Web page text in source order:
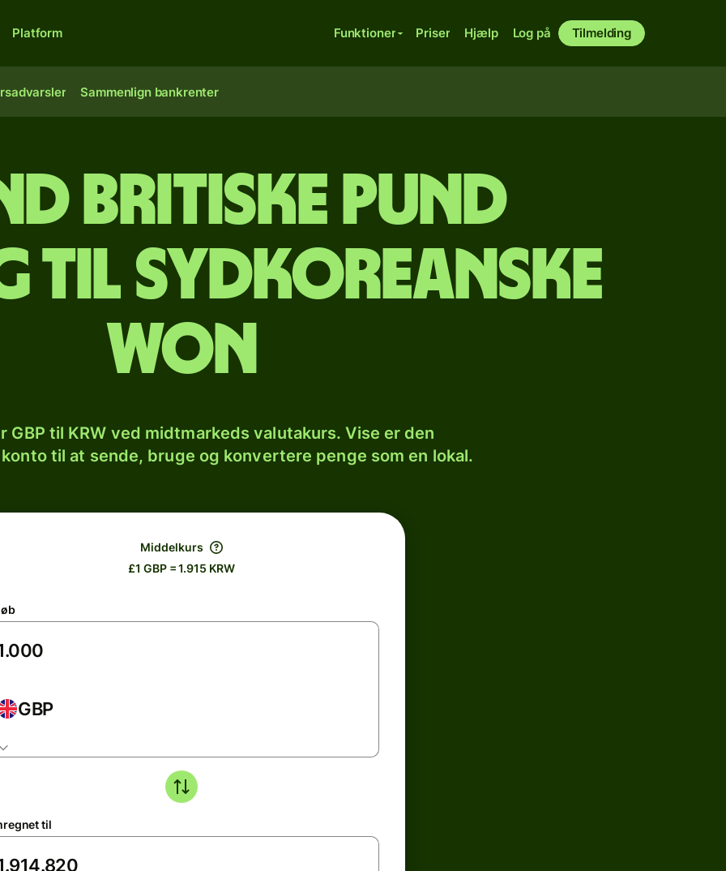
Platform Funktioner Priser Hjælp Log på Tilmelding
Sammenlign bankrenter
britiske pund
til sydkoreanske
won
GBP til KRW ved midtmarkeds valutakurs. Vise er den
til at sende, bruge og konvertere penge som en lokal.
Middelkurs
£1 GBP = 1.915 KRW
GBP
til